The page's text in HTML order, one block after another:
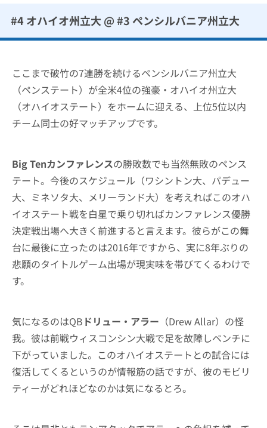
#4 オハイオ州立大 @ #3 ペンシルバニア州立大
ここまで破竹の7連勝を続けるペンシルバニア州立大
（ペンステート）が全米4位の強豪・オハイオ州立大
（オハイオステート）をホームに迎える、上位5位以内
チーム同士の好マッチアップです。
Big Tenカンファレンスの勝敗数でも当然無敗のペンス
テート。今後のスケジュール（ワシントン大、パデュー
大、ミネソタ大、メリーランド大）を考えればこのオハ
イオステート戦を白星で乗り切ればカンファレンス優勝
決定戦出場へ大きく前進すると言えます。彼らがこの舞
台に最後に立ったのは2016年ですから、実に8年ぶりの
悲願のタイトルゲーム出場が現実味を帯びてくるわけで
す。
気になるのはQB ドリュー・アラー （Drew Allar）の怪
我。彼は前戦ウィスコンシン大戦で足を故障しベンチに
下がっていました。このオハイオステートとの試合には
復活してくるというのが情報筋の話ですが、彼のモビリ
ティーがどれほどなのかは気になるとろ。